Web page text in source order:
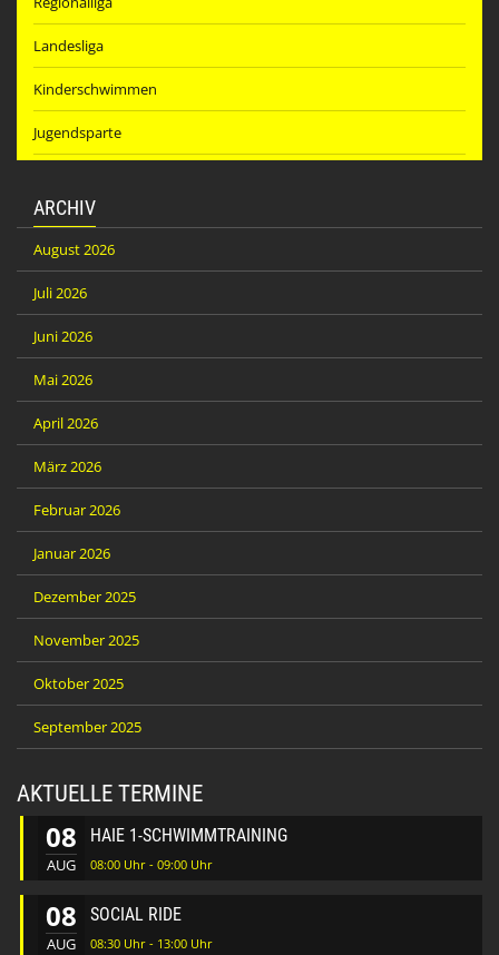
Landesliga
Kinderschwimmen
Jugendsparte
ARCHIV
August 2026
Juli 2026
Juni 2026
Mai 2026
April 2026
März 2026
Februar 2026
Januar 2026
Dezember 2025
November 2025
Oktober 2025
September 2025
AKTUELLE TERMINE
08
AUG
HAIE 1-SCHWIMMTRAINING
08:00 Uhr - 09:00 Uhr
08
AUG
SOCIAL RIDE
08:30 Uhr - 13:00 Uhr